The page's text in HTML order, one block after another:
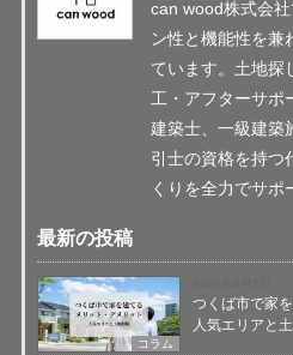
can wood株式会
ン性と機能性を兼
ています。土地探
工・アフターサポ
建築士、一級建築
引士の資格を持つ
くりを全力でサポ
最新の投稿
コラム
つくば市で家
人気エリアと